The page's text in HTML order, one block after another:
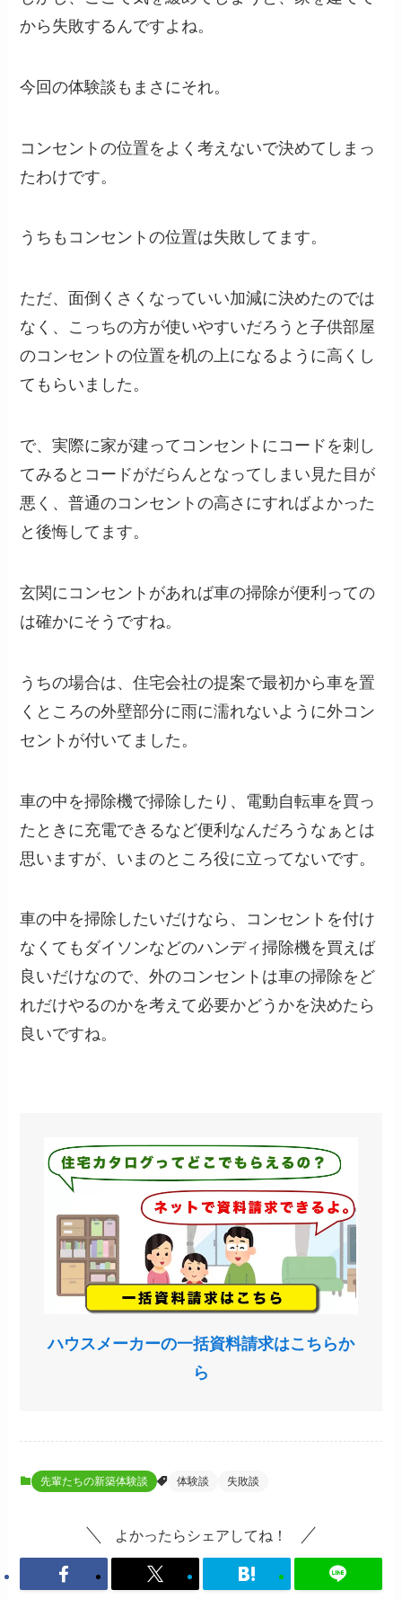
から失敗するんですよね。
今回の体験談もまさにそれ。
コンセントの位置をよく考えないで決めてしまっ
たわけです。
うちもコンセントの位置は失敗してます。
ただ、面倒くさくなっていい加減に決めたのでは
なく、こっちの方が使いやすいだろうと子供部屋
のコンセントの位置を机の上になるように高くし
てもらいました。
で、実際に家が建ってコンセントにコードを刺し
てみるとコードがだらんとなってしまい見た目が
悪く、普通のコンセントの高さにすればよかった
と後悔してます。
玄関にコンセントがあれば車の掃除が便利っての
は確かにそうですね。
うちの場合は、住宅会社の提案で最初から車を置
くところの外壁部分に雨に濡れないように外コン
セントが付いてました。
車の中を掃除機で掃除したり、電動自転車を買っ
たときに充電できるなど便利なんだろうなぁとは
思いますが、いまのところ役に立ってないです。
車の中を掃除したいだけなら、コンセントを付け
なくてもダイソンなどのハンディ掃除機を買えば
良いだけなので、外のコンセントは車の掃除をど
れだけやるのかを考えて必要かどうかを決めたら
良いですね。
ハウスメーカーの一括資料請求はこちらか
ら
先輩たちの新築体験談 体験談 失敗談
よかったらシェアしてね！